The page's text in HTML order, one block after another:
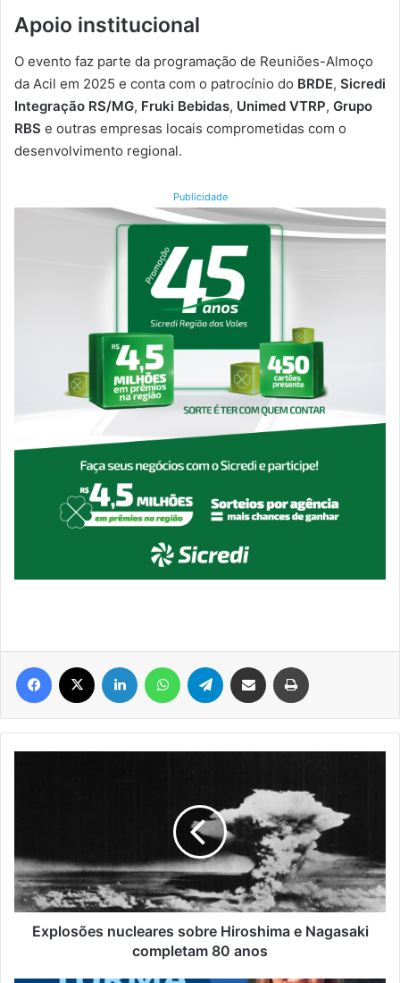
Apoio institucional
O evento faz parte da programação de Reuniões-Almoço
da Acil em 2025 e conta com o patrocínio do BRDE, Sicredi
Integração RS/MG, Fruki Bebidas, Unimed VTRP, Grupo
RBS e outras empresas locais comprometidas com o
desenvolvimento regional.
Publicidade
Facebook Linkedin WhatsAppTelegram Compartilhar via e-mail
completam
80
anos
Explosões nucleares sobre Hiroshima e Nagasaki
completam 80 anos